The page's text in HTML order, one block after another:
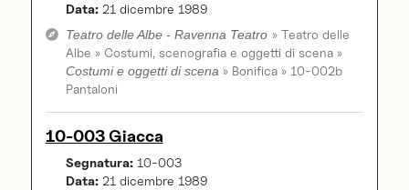
Data:21 dicembre 1989
Teatro delle Albe - Ravenna Teatro
Albe » Costumi, scenografia e oggetti di scena »
Costumi e oggetti di scena
Pantaloni
10-003 Giacca
Segnatura:10-003
Data:21 dicembre 1989